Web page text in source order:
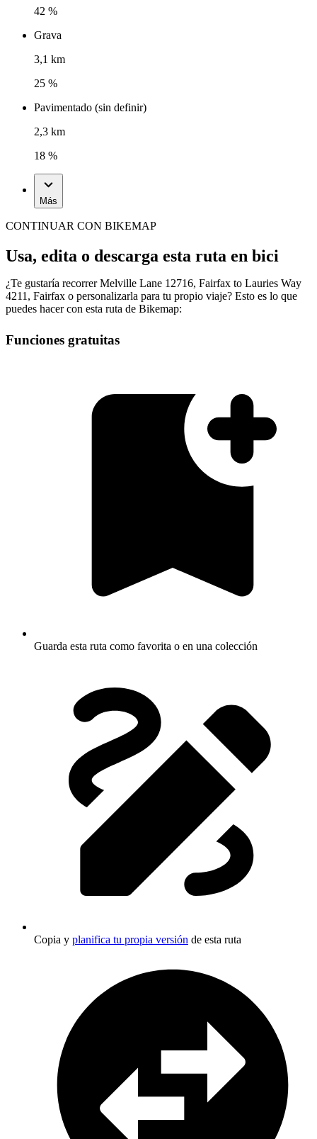
42 %
Grava
3,1 km
25 %
Pavimentado (sin definir)
2,3 km
18 %
Más
CONTINUAR CON BIKEMAP
Usa, edita o descarga esta ruta en bici
¿Te gustaría recorrer Melville Lane 12716, Fairfax to Lauries Way
4211, Fairfax o personalizarla para tu propio viaje? Esto es lo que
puedes hacer con esta ruta de Bikemap:
Funciones gratuitas
Guarda esta ruta como favorita o en una colección
Copia y planifica tu propia versión de esta ruta